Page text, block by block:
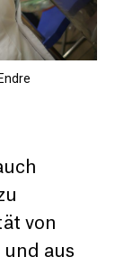
von
aus